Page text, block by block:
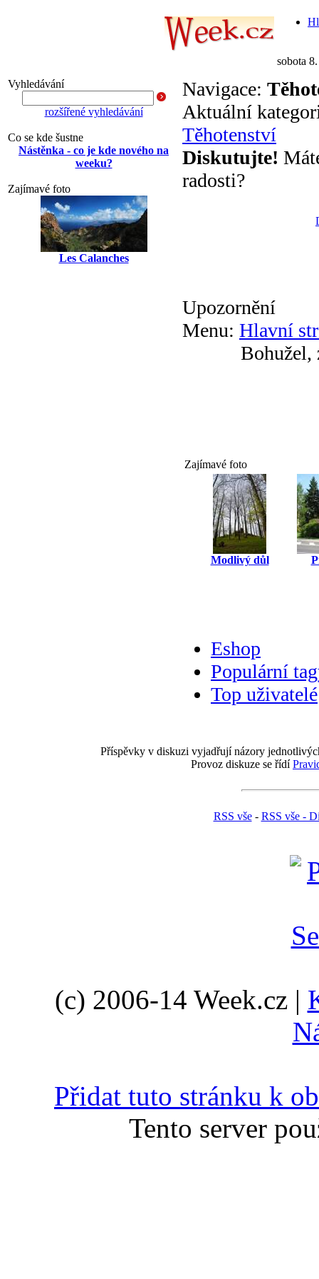
sobota
Vyhledávání
rozšířené vyhledávání
Co se kde šustne
Nástěnka - co je kde nového na
weeku?
Zajímavé foto
Les Calanches
Navigace:
Aktuální
Těhotenství
Diskutujte!
radosti?
Upozornění
Menu: Hlavní
Bohužel,
Zajímavé foto
Modlivý důl
Eshop
Populární
Top uživatelé
Příspěvky v diskuzi vyjadřují názory
Provoz diskuze se řídí
RSS vše- RSS vše -
(c) 2006-14 Week.cz |
Přidat tuto stránku k
Tento server